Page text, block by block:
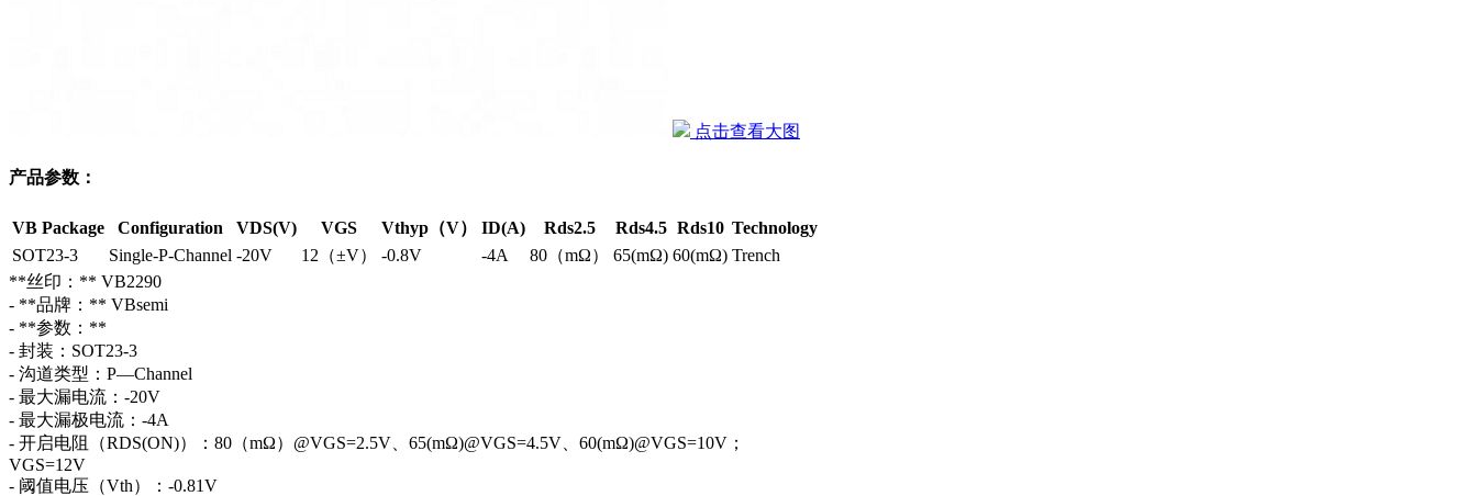
点击查看大图
产品参数：
VB Package Configuration VDS(V) VGS Vthyp（V） ID(A) Rds2.5 Rds4.5 Rds10 Technology
SOT23-3
Single-P-Channel -20V 12（±V） -0.8V -4A 80（mΩ） 65(mΩ) 60(mΩ) Trench
**丝印：** VB2290
- **品牌：** VBsemi
- **参数：**
- 封装：SOT23-3
- 沟道类型：P—Channel
- 最大漏电流：-20V
- 最大漏极电流：-4A
- 开启电阻（RDS(ON)）：80（mΩ）@VGS=2.5V、65(mΩ)@VGS=4.5V、60(mΩ)@VGS=10V；
VGS=12V
- 阈值电压（Vth）：-0.81V